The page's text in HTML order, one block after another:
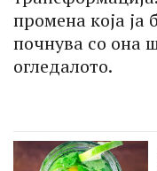
промена која ја
почнува со она
огледалото.